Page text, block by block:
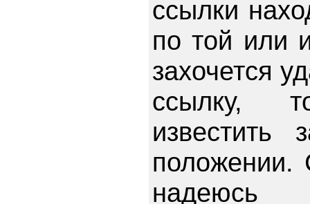
ссылки
по той или
захочется
ссылку,
известить
положении.